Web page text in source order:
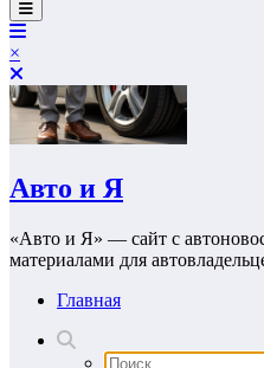
×
Авто и Я
«Авто и Я» — сайт с
материалами для
Главная